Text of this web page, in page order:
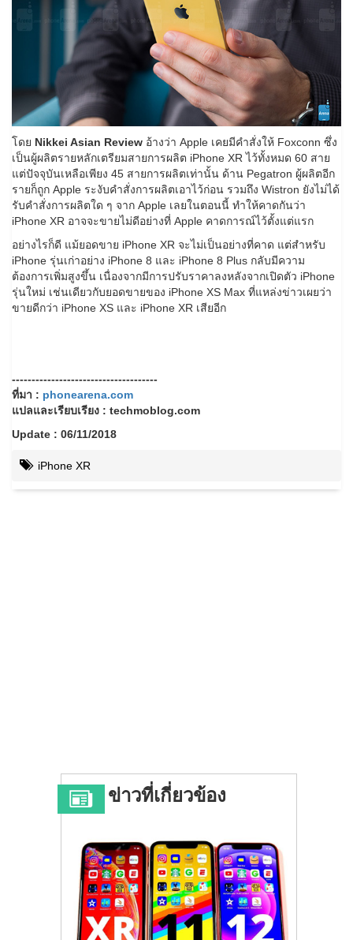
โดย Nikkei Asian Review อ้างว่า Apple เคยมีคำสั่งให้ Foxconn ซึ่ง
เป็นผู้ผลิตรายหลักเตรียมสายการผลิต iPhone XR ไว้ทั้งหมด 60 สาย
แต่ปัจจุบันเหลือเพียง 45 สายการผลิตเท่านั้น ด้าน Pegatron ผู้ผลิตอีก
รายก็ถูก Apple ระงับคำสั่งการผลิตเอาไว้ก่อน รวมถึง Wistron ยังไม่ได้
รับคำสั่งการผลิตใด ๆ จาก Apple เลยในตอนนี้ ทำให้คาดกันว่า
iPhone XR อาจจะขายไม่ดีอย่างที่ Apple คาดการณ์ไว้ตั้งแต่แรก
อย่างไรก็ดี แม้ยอดขาย iPhone XR จะไม่เป็นอย่างที่คาด แต่สำหรับ
iPhone รุ่นเก่าอย่าง iPhone 8 และ iPhone 8 Plus กลับมีความ
ต้องการเพิ่มสูงขึ้น เนื่องจากมีการปรับราคาลงหลังจากเปิดตัว iPhone
รุ่นใหม่ เช่นเดียวกับยอดขายของ iPhone XS Max ที่แหล่งข่าวเผยว่า
ขายดีกว่า iPhone XS และ iPhone XR เสียอีก
-------------------------------------
ที่มา : phonearena.com
แปลและเรียบเรียง : techmoblog.com
Update : 06/11/2018
iPhone XR
ข่าวที่เกี่ยวข้อง